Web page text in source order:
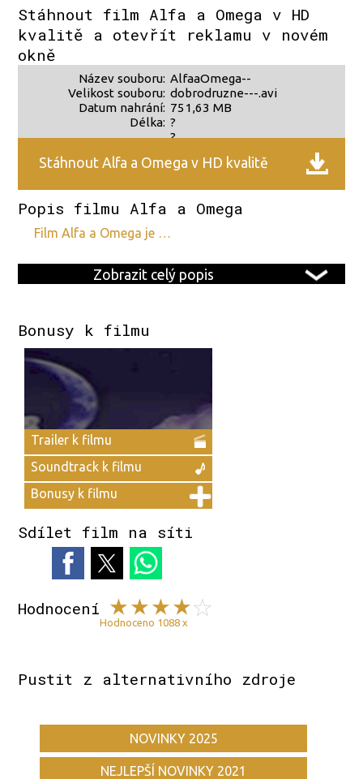
Stáhnout film Alfa a Omega v HD
kvalitě a otevřít reklamu v novém
okně
Název souboru:
Velikost souboru:
Datum nahrání:
Délka:
AlfaaOmega--
dobrodruzne---.avi
751,63 MB
?
?
Stáhnout Alfa a Omega v HD kvalitě
Popis filmu Alfa a Omega
film Alfa a Omega je …
Zobrazit celý popis
Bonusy k filmu
Trailer k filmu
Soundtrack k filmu
Bonusy k filmu
Sdílet film na síti
Hodnocení
Hodnoceno 1088 x
Pustit z alternativního zdroje
NOVINKY 2025
NEJLEPŠÍ NOVINKY 2021